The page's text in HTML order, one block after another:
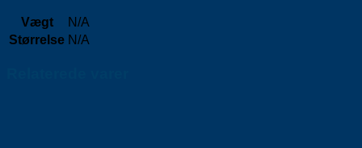
Vægt
N/A
Størrelse N/A